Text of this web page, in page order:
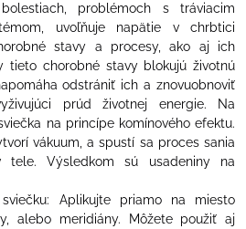
problémoch s tráviacim
uvoľňuje napätie v chrbtici
stavy a procesy, ako aj ich
tieto chorobné stavy blokujú životnú
odstrániť ich a znovuobnoviť
prúd životnej energie. Na
na princípe komínového efektu.
vákuum, a spustí sa proces sania
tele. Výsledkom sú usadeniny na
Aplikujte priamo na miesto
alebo meridiány. Môžete použiť aj